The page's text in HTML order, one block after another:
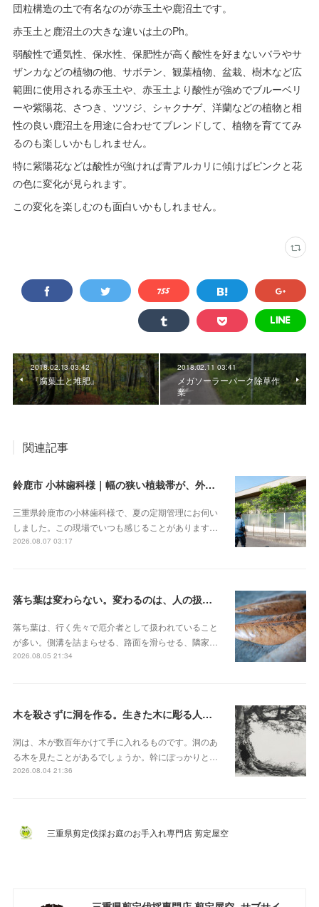
団粒構造の土で有名なのが赤玉土や鹿沼土です。
赤玉土と鹿沼土の大きな違いは土のPh。
弱酸性で通気性、保水性、保肥性が高く酸性を好まないバラやサ
ザンカなどの植物の他、サボテン、観葉植物、盆栽、樹木など広
範囲に使用される赤玉土や、赤玉土より酸性が強めでブルーベリ
ーや紫陽花、さつき、ツツジ、シャクナゲ、洋蘭などの植物と相
性の良い鹿沼土を用途に合わせてブレンドして、植物を育ててみ
るのも楽しいかもしれません。
特に紫陽花などは酸性が強ければ青アルカリに傾けばピンクと花
の色に変化が見られます。
この変化を楽しむのも面白いかもしれません。
2018.02.13 03:42
『腐葉土と堆肥』
2018.02.11 03:41
メガソーラーパーク除草作
業
関連記事
鈴鹿市 小林歯科様｜幅の狭い植栽帯が、外から見ると緑の壁になる
三重県鈴鹿市の小林歯科様で、夏の定期管理にお伺い
しました。この現場でいつも感じることがあります…
2026.08.07 03:17
落ち葉は変わらない。変わるのは、人の扱いのほう
落ち葉は、行く先々で厄介者として扱われていること
が多い。側溝を詰まらせる、路面を滑らせる、隣家…
2026.08.05 21:34
木を殺さずに洞を作る。生きた木に彫る人工樹洞とベテラナイゼーション
洞は、木が数百年かけて手に入れるものです。洞のあ
る木を見たことがあるでしょうか。幹にぽっかりと…
2026.08.04 21:36
三重県剪定伐採お庭のお手入れ専門店 剪定屋空